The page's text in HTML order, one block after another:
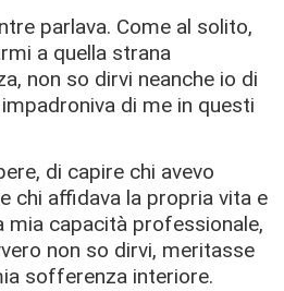
parlava. Come al solito,
a quella strana
non so dirvi neanche io di
di me in questi
di capire chi avevo
chi affidava la propria vita e
mia capacità professionale,
non so dirvi, meritasse
sofferenza interiore.